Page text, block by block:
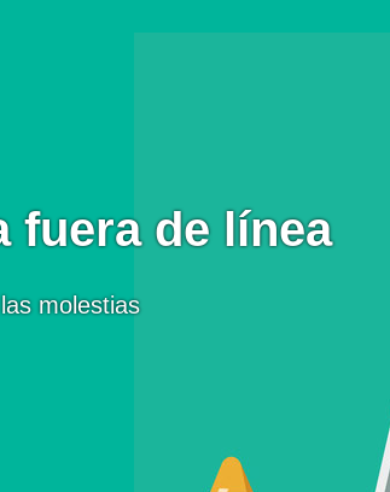
fuera de línea
molestias